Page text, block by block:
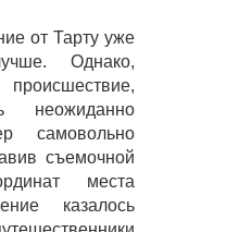
от Тарту уже
Однако,
неожиданно
самовольно
съемочной
места
казалось